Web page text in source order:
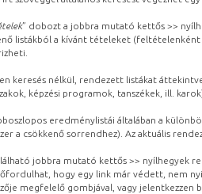
” dobozt a jobbra mutató kettős >>
listákból a kívánt tételeket (feltételenként
keresés nélkül, rendezett listákat
képzési programok, tanszékek, ill.
eredménylistái általában a
a csökkenő sorrendhez). Az aktuális
jobbra mutató kettős >> nyílhegyek
hogy egy link már védett, nem
megfelelő gombjával, vagy